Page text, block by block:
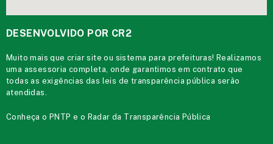
DESENVOLVIDO POR CR2
Muito mais quecriar site ou sistema para prefeituras! Realizamos
uma assessoria completa, onde garantimos em contrato que
todas as exigências das leis de transparência pública serão
atendidas.
Conheça oPNTP e o Radar da Transparência Pública